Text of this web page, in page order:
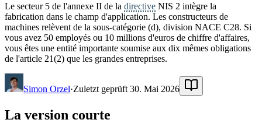
Le secteur 5 de l'annexe II de la directive NIS 2 intègre la
fabrication dans le champ d'application. Les constructeurs de
machines relèvent de la sous-catégorie (d), division NACE C28. Si
vous avez 50 employés ou 10 millions d'euros de chiffre d'affaires,
vous êtes une entité importante soumise aux dix mêmes obligations
de l'article 21(2) que les grandes entreprises.
Simon Orzel·Zuletzt geprüft 30. Mai 2026
La version courte